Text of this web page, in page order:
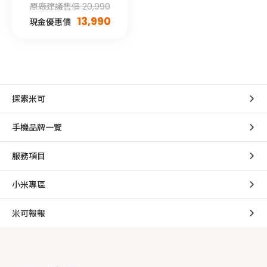
原廠建議售價 20,990
現金優惠價 13,990
探索米可
手機品牌一覽
服務項目
小米專區
米可報報